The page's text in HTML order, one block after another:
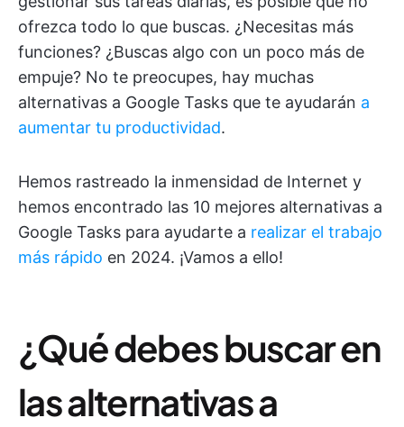
ofrezca todo lo que buscas. ¿Necesitas más
funciones? ¿Buscas algo con un poco más de
empuje? No te preocupes, hay muchas
alternativas a Google Tasks que te ayudarán a
aumentar tu productividad.
Hemos rastreado la inmensidad de Internet y
hemos encontrado las 10 mejores alternativas a
Google Tasks para ayudarte a realizar el trabajo
más rápido en 2024. ¡Vamos a ello!
¿Qué debes buscar en
las alternativas a